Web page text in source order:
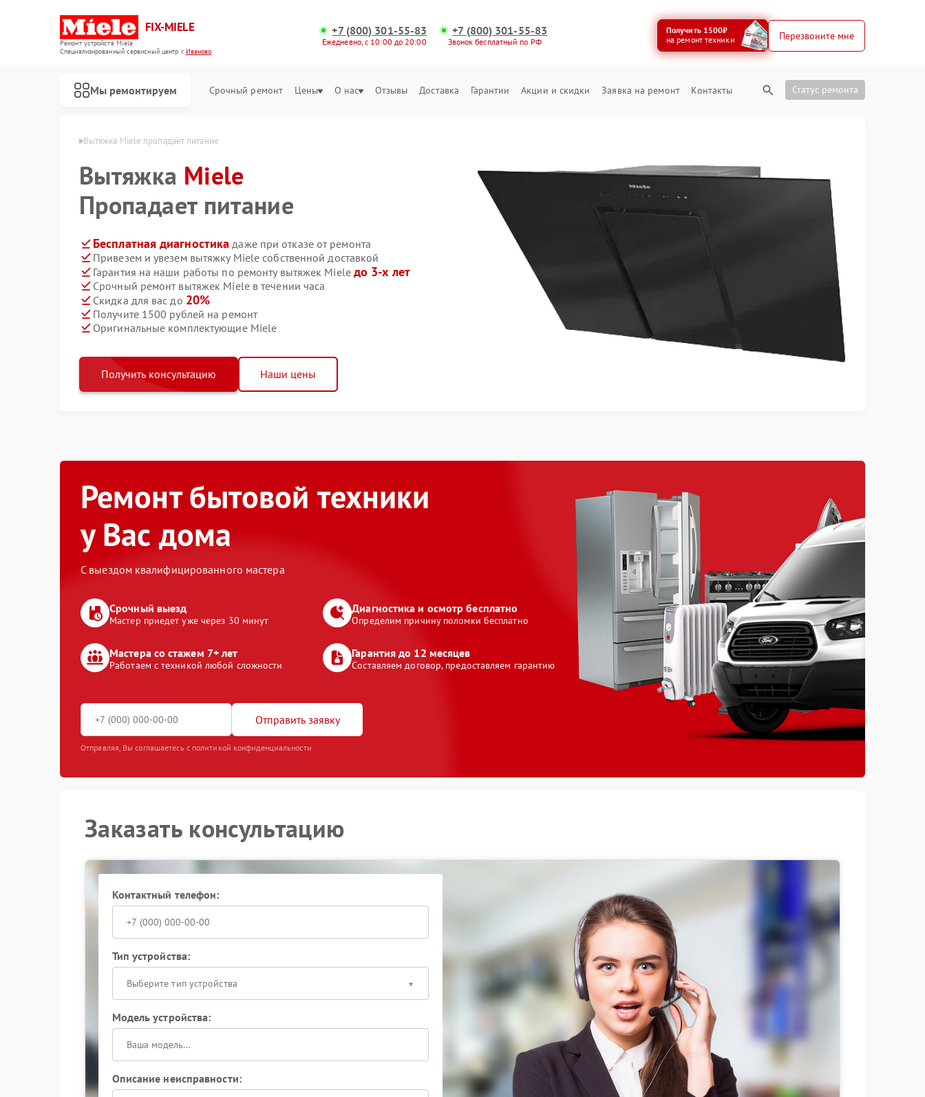
FIX-MIELE
Ремонт устройств Miele
Специализированный cервисный центр г.Иваново
+7 (800) 301-55-83
Ежедневно, с 10:00 до 20:00
+7 (800) 301-55-83
Звонок бесплатный по РФ
Получить 1500₽
на ремонт техники
Перезвоните мне
Мы ремонтируем Срочный ремонт Цены О нас Отзывы Доставка Гарантии Акции и скидки Заявка на ремонт Контакты Статус ремонта
Вытяжка Miele пропадает питание
Вытяжка Miele
Пропадает питание
Бесплатная диагностика даже при отказе от ремонта
Привезем и увезем вытяжку Miele собственной доставкой
Гарантия на наши работы по ремонту вытяжек Miele до 3-х лет
Срочный ремонт вытяжек Miele в течении часа
Скидка для вас до 20%
Получите 1500 рублей на ремонт
Оригинальные комплектующие Miele
Получить консультацию Наши цены
Ремонт бытовой техники
у Вас дома
С выездом квалифицированного мастера
Срочный выезд
Мастер приедет уже через 30 минут
Диагностика и осмотр бесплатно
Определим причину поломки бесплатно
Мастера со стажем 7+ лет
Работаем с техникой любой сложности
Гарантия до 12 месяцев
Составляем договор, предоставляем гарантию
Отправить заявку
Отправляя, Вы соглашаетесь с политикой конфиденциальности
Заказать консультацию
Контактный телефон:
Тип устройства:
Выберите тип устройства
Модель устройства:
Описание неисправности: